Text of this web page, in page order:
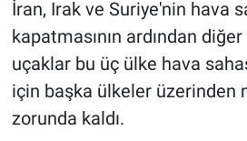
İran, Irak ve Suriye'nin hava
kapatmasının ardından
uçaklar bu üç ülke hava
için başka ülkeler üzerinden
zorunda kaldı.
Ne demişti
Nedir
Popüler